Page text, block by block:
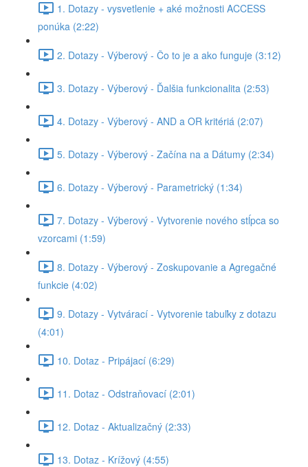
1. Dotazy - vysvetlenie + aké možnosti ACCESS
ponúka (2:22)
2. Dotazy - Výberový - Čo to je a ako funguje (3:12)
3. Dotazy - Výberový - Ďalšia funkcionalita (2:53)
4. Dotazy - Výberový - AND a OR kritériá (2:07)
5. Dotazy - Výberový - Začína na a Dátumy (2:34)
6. Dotazy - Výberový - Parametrický (1:34)
7. Dotazy - Výberový - Vytvorenie nového stĺpca so
vzorcami (1:59)
8. Dotazy - Výberový - Zoskupovanie a Agregačné
funkcie (4:02)
9. Dotazy - Vytvárací - Vytvorenie tabuľky z dotazu
(4:01)
10. Dotaz - Pripájací (6:29)
11. Dotaz - Odstraňovací (2:01)
12. Dotaz - Aktualizačný (2:33)
13. Dotaz - Krížový (4:55)